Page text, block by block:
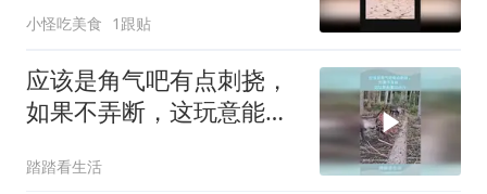
小怪吃美食 1跟贴
应该是角气吧有点刺挠，
如果不弄断，这玩意能重
踏踏看生活